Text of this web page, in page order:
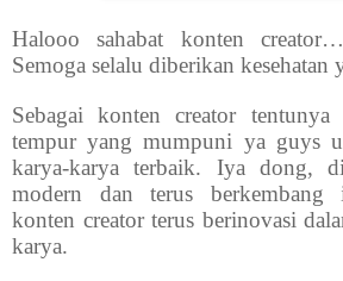
Halooo sahabat konten
Semoga selalu diberikan kesehatan
Sebagai konten creator tentunya
tempur yang mumpuni ya guys
karya-karya terbaik. Iya dong,
modern dan terus berkembang
konten creator terus berinovasi
karya.